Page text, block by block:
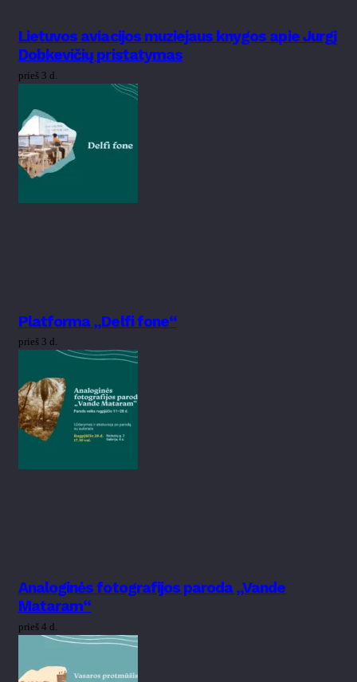
Lietuvos aviacijos muziejaus knygos apie Jurgį
Dobkevičių pristatymas
prieš 3 d.
Platforma „Delfi fone“
prieš 3 d.
Analoginės fotografijos paroda „Vande
Mataram“
prieš 4 d.